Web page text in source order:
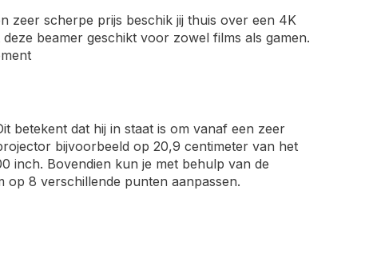
zeer scherpe prijs beschik jij thuis over een 4K
beamer geschikt voor zowel films als gamen.
betekent dat hij in staat is om vanaf een zeer
bijvoorbeeld op 20,9 centimeter van het
inch. Bovendien kun je met behulp van de
8 verschillende punten aanpassen.